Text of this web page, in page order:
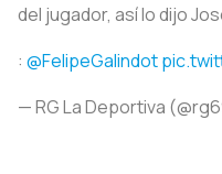
del jugador, así lo dijo
: @FelipeGalindot
— RG La Deportiva